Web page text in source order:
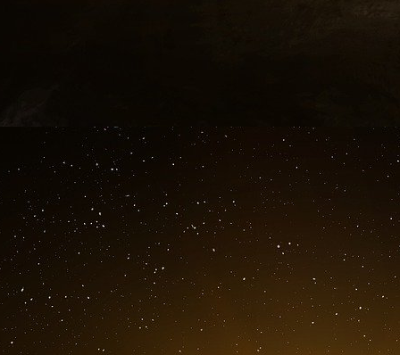
Le géant de l’automobile General Motors
puis Fiat, un fait non contradictoire avec la
déjà « ailleurs ». Si les industries en général
reliques économiques, il n’en reste pas
Unis n’en dépend plus directement qu’en
Notons au passage que certaines activités
les économies périphériques vis-à-vis du
semencier américain Monsanto qui, grâce
modifiées (OGM) lesquelles sont
phytosanitaire violemment agressif, entre